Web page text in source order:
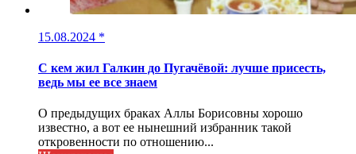
15.08.2024 *
С кем жил Галкин до Пугачёвой: лучше присесть,
ведь мы ее все знаем
О предыдущих браках Аллы Борисовны хорошо
известно, а вот ее нынешний избранник такой
откровенности по отношению...